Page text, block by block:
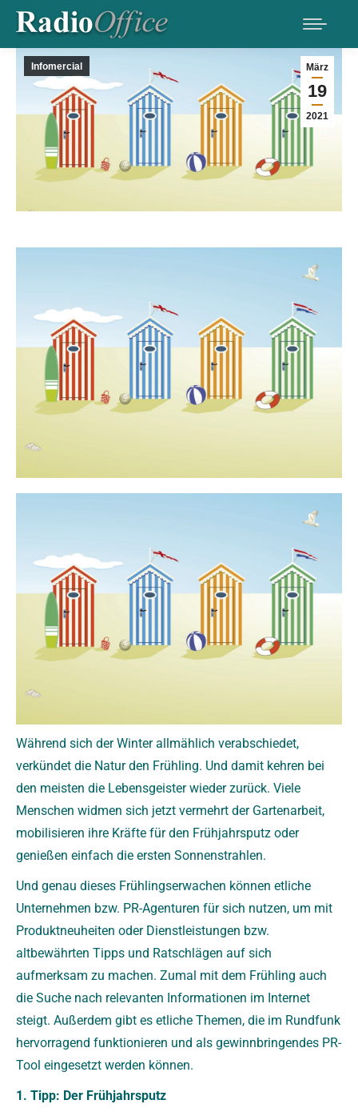
März
19
2021
Infomercial
Während sich der Winter allmählich verabschiedet,
verkündet die Natur den Frühling. Und damit kehren bei
den meisten die Lebensgeister wieder zurück. Viele
Menschen widmen sich jetzt vermehrt der Gartenarbeit,
mobilisieren ihre Kräfte für den Frühjahrsputz oder
genießen einfach die ersten Sonnenstrahlen.
Und genau dieses Frühlingserwachen können etliche
Unternehmen bzw. PR-Agenturen für sich nutzen, um mit
Produktneuheiten oder Dienstleistungen bzw.
altbewährten Tipps und Ratschlägen auf sich
aufmerksam zu machen. Zumal mit dem Frühling auch
die Suche nach relevanten Informationen im Internet
steigt. Außerdem gibt es etliche Themen, die im Rundfunk
hervorragend funktionieren und als gewinnbringendes PR-
Tool eingesetzt werden können.
1. Tipp: Der Frühjahrsputz